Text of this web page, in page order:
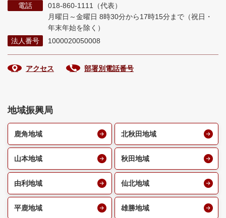
電話
018-860-1111（代表）
月曜日～金曜日 8時30分から17時15分まで （祝日・
年末年始を除く）
法人番号
1000020050008
アクセス 部署別電話番号
地域振興局
鹿角地域 北秋田地域
山本地域 秋田地域
由利地域 仙北地域
平鹿地域 雄勝地域